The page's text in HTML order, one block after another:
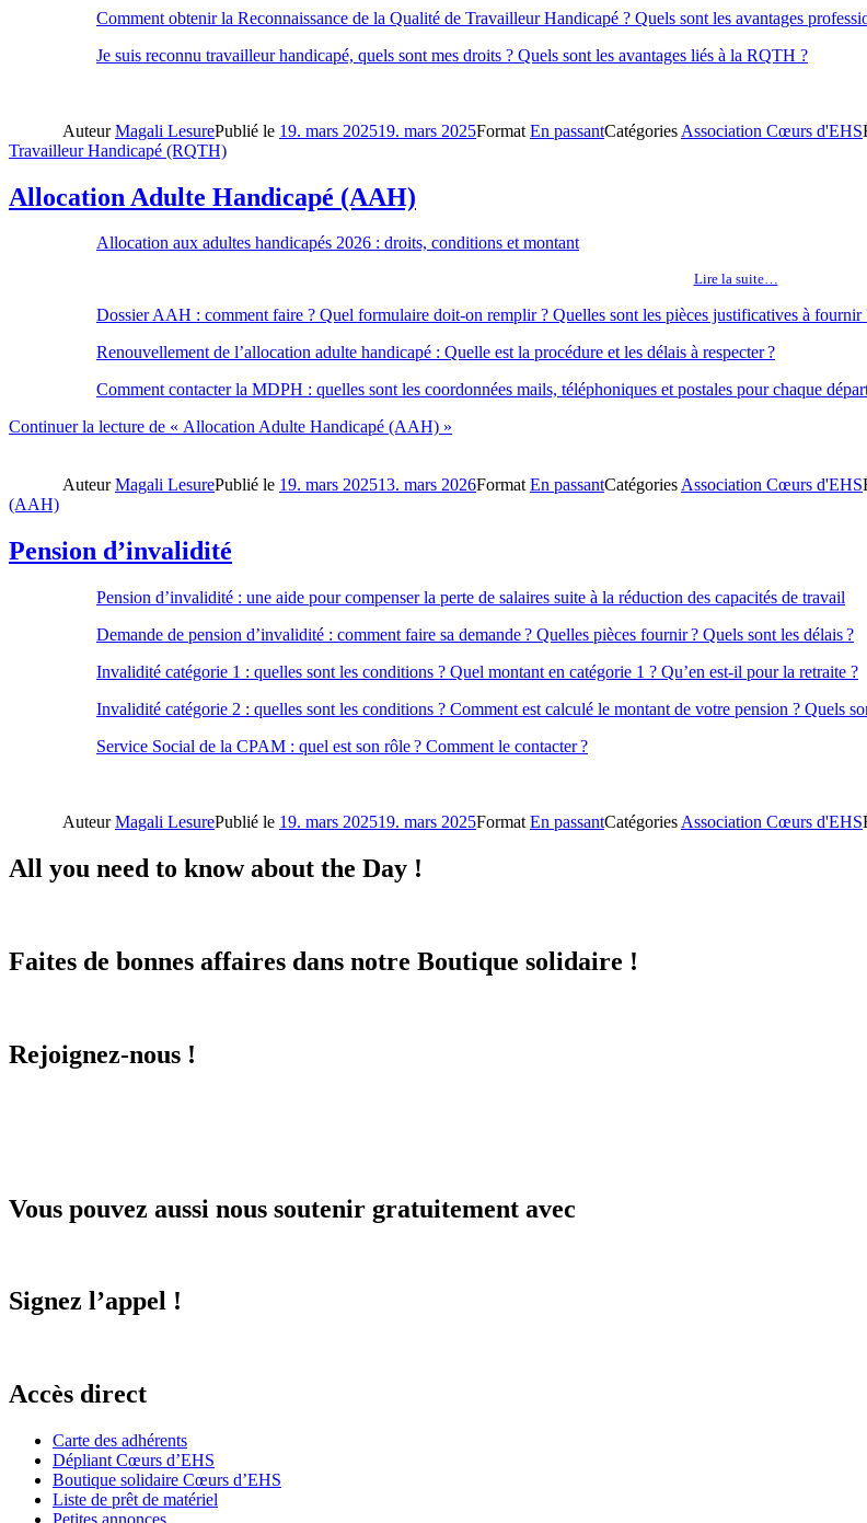
Comment obtenir la Reconnaissance de la Qualité de Travailleur Handicapé ? Quels sont les avantages
Je suis reconnu travailleur handicapé, quels sont mes droits ? Quels sont les avantages liés à la RQTH ?
AuteurMagali LesurePublié le 19. mars 202519. mars 2025Format En passantCatégories Association Cœurs d'EHS
Travailleur Handicapé (RQTH)
Allocation Adulte Handicapé (AAH)
Allocation aux adultes handicapés 2026 : droits, conditions et montant
Lire la suite…
Dossier AAH : comment faire ? Quel formulaire doit-on remplir ? Quelles sont les pièces justificatives à fournir
Renouvellement de l’allocation adulte handicapé : Quelle est la procédure et les délais à respecter ?
Comment contacter la MDPH : quelles sont les coordonnées mails, téléphoniques et postales pour chaque
Continuer la lecture de « Allocation Adulte Handicapé (AAH) »
AuteurMagali LesurePublié le 19. mars 202513. mars 2026FormatEn passantCatégoriesAssociation Cœurs d'EHS
(AAH)
Pension d’invalidité
Pension d’invalidité : une aide pour compenser la perte de salaires suite à la réduction des capacités de travail
Demande de pension d’invalidité : comment faire sa demande ? Quelles pièces fournir ? Quels sont les délais ?
Invalidité catégorie 1 : quelles sont les conditions ? Quel montant en catégorie 1 ? Qu’en est-il pour la retraite ?
Invalidité catégorie 2 : quelles sont les conditions ? Comment est calculé le montant de votre pension ? Quels
Service Social de la CPAM : quel est son rôle ? Comment le contacter ?
AuteurMagali LesurePublié le 19. mars 202519. mars 2025Format En passantCatégories Association Cœurs d'EHS
All you need to know about the Day !
Faites de bonnes affaires dans notre Boutique solidaire !
Rejoignez-nous !
Vous pouvez aussi nous soutenir gratuitement avec
Signez l’appel !
Accès direct
Carte des adhérents
Dépliant Cœurs d’EHS
Boutique solidaire Cœurs d’EHS
Liste de prêt de matériel
Petites annonces